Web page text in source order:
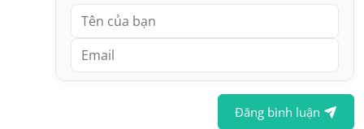
Đăng bình luận